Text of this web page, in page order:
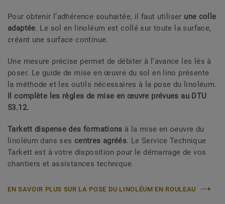
Pour obtenir l’adhérence souhaitée, il faut utiliser une colle
adaptée. Le sol en linoléum est collé sur toute la surface,
créant une surface continue.
Une mesure précise permet de débiter à l’avance les lés à
poser. Le guide de mise en œuvre du sol en lino présente
la méthode et les outils nécessaires à la pose du linoléum.
Il complète les règles de mise en œuvre prévues au DTU
53.12.
Tarkett dispense des formations à la mise en oeuvre du
linoléum dans ses centres agréés. Le Service Technique
Tarkett est à votre disposition pour le démarrage de vos
chantiers et assistances technique.
EN SAVOIR PLUS SUR LA POSE DU LINOLÉUM EN ROULEAU